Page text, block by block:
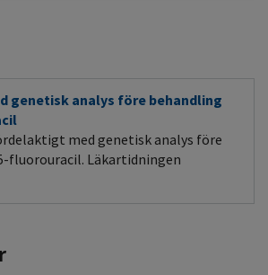
genetisk analys före behandling
med genetisk analys före
fluorouracil. Läkartidningen